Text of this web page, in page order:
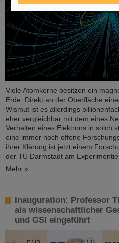
Viele Atomkerne besitzen ein
Erde. Direkt an der Oberfläche
Wismut ist es allerdings
eher vergleichbar mit dem eines
Verhalten eines Elektrons in solch
eine immer noch offene
ihrer Klärung ist jetzt einem
der TU Darmstadt am
Mehr »
Inauguration: Professor
als wissenschaftlicher
und GSI eingeführt